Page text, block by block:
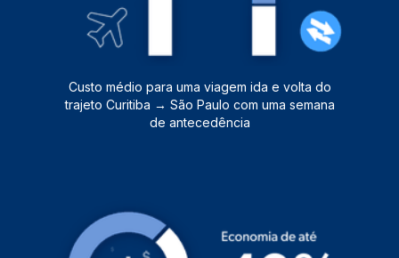
Custo médio para uma viagem ida e volta do
trajeto Curitiba → São Paulo com uma semana
de antecedência